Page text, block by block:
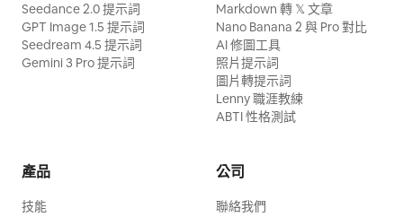
Seedance 2.0 提示詞
GPT Image 1.5 提示詞
Seedream 4.5 提示詞
Gemini 3 Pro 提示詞
Markdown 轉 𝕏 文章
Nano Banana 2 與 Pro 對比
AI 修圖工具
照片提示詞
圖片轉提示詞
Lenny 職涯教練
ABTI 性格測試
產品
技能
公司
聯絡我們